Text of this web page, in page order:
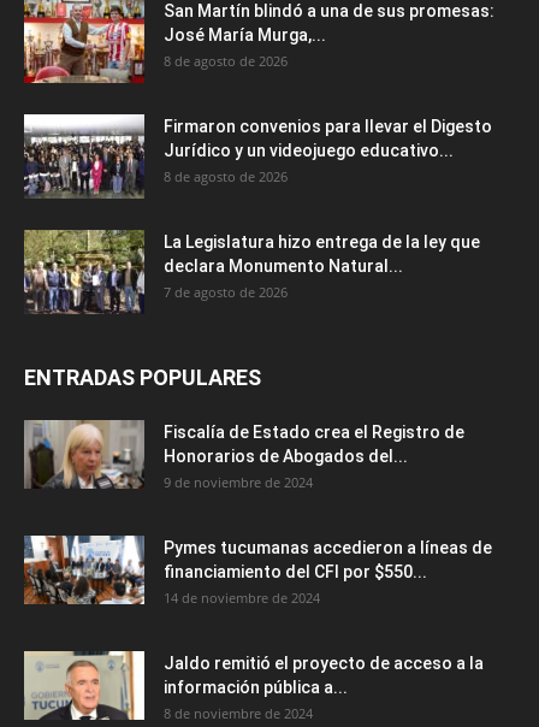
San Martín blindó a una de sus promesas:
José María Murga,...
8 de agosto de 2026
Firmaron convenios para llevar el Digesto
Jurídico y un videojuego educativo...
8 de agosto de 2026
La Legislatura hizo entrega de la ley que
declara Monumento Natural...
7 de agosto de 2026
ENTRADAS POPULARES
Fiscalía de Estado crea el Registro de
Honorarios de Abogados del...
9 de noviembre de 2024
Pymes tucumanas accedieron a líneas de
financiamiento del CFI por $550...
14 de noviembre de 2024
Jaldo remitió el proyecto de acceso a la
información pública a...
8 de noviembre de 2024